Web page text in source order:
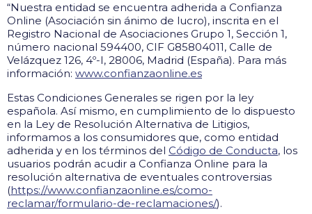
“Nuestra entidad se encuentra adherida a Confianza
Online (Asociación sin ánimo de lucro), inscrita en el
Registro Nacional de Asociaciones Grupo 1, Sección 1,
número nacional 594400, CIF G85804011, Calle de
Velázquez 126, 4º-I, 28006, Madrid (España). Para más
información: www.confianzaonline.es
Estas Condiciones Generales se rigen por la ley
española. Así mismo, en cumplimiento de lo dispuesto
en la Ley de Resolución Alternativa de Litigios,
informamos a los consumidores que, como entidad
adherida y en los términos del Código de Conducta, los
usuarios podrán acudir a Confianza Online para la
resolución alternativa de eventuales controversias
(https://www.confianzaonline.es/como-
reclamar/formulario-de-reclamaciones/).